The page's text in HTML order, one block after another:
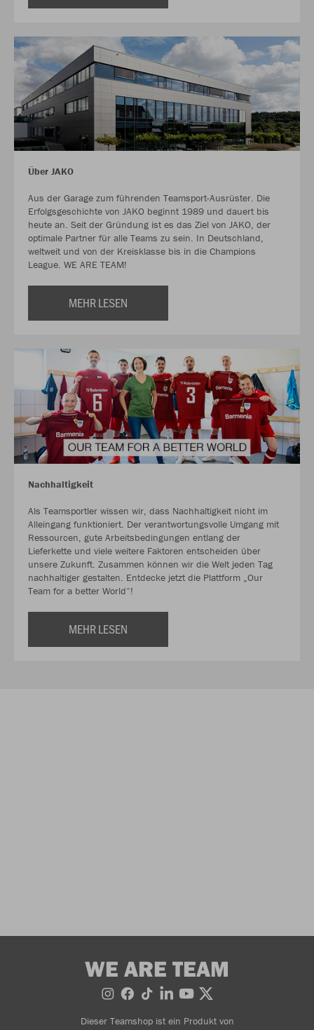
Über JAKO
Aus der Garage zum führenden Teamsport-Ausrüster. Die
Erfolgsgeschichte von JAKO beginnt 1989 und dauert bis
heute an. Seit der Gründung ist es das Ziel von JAKO, der
optimale Partner für alle Teams zu sein. In Deutschland,
weltweit und von der Kreisklasse bis in die Champions
League. WE ARE TEAM!
MEHR LESEN
Nachhaltigkeit
Als Teamsportler wissen wir, dass Nachhaltigkeit nicht im
Alleingang funktioniert. Der verantwortungsvolle Umgang mit
Ressourcen, gute Arbeitsbedingungen entlang der
Lieferkette und viele weitere Faktoren entscheiden über
unsere Zukunft. Zusammen können wir die Welt jeden Tag
nachhaltiger gestalten. Entdecke jetzt die Plattform „Our
Team for a better World“!
MEHR LESEN
WE ARE TEAM
Dieser Teamshop ist ein Produkt von